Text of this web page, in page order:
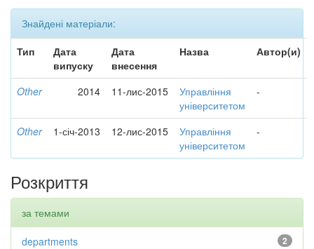
Знайдені матеріали:
Тип
Дата
випуску
Дата
внесення
Назва Автор(и)
Other 2014 11-лис-2015
Управління
університетом
-
Other 1-січ-2013 12-лис-2015
Управління
університетом
-
Розкриття
за темами
2
departments